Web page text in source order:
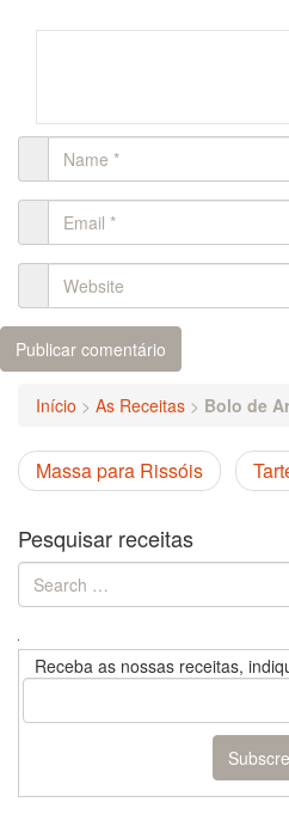
Início > As Receitas > Bolo de
Massa para Rissóis
Pesquisar receitas
Search
for:
Receba as nossas receitas,